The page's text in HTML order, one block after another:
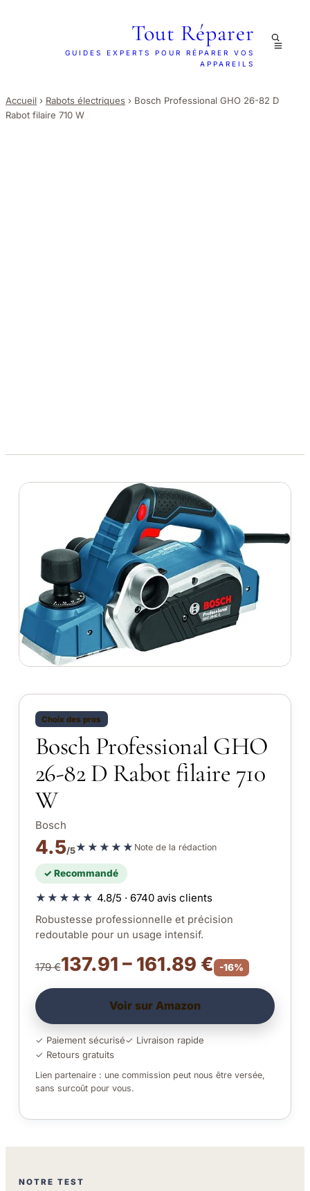
Tout Réparer
GUIDES EXPERTS POUR RÉPARER VOS
APPAREILS
Accueil › Rabots électriques › Bosch Professional GHO 26-82 D
Rabot filaire 710 W
Choix des pros
Bosch Professional GHO
26-82 D Rabot filaire 710
W
Bosch
4.5/5★★★★★ Note de la rédaction
✓ Recommandé
★★★★★ 4.8/5 · 6740 avis clients
Robustesse professionnelle et précision
redoutable pour un usage intensif.
179 €137.91 – 161.89 € -16%
Voir sur Amazon
✓ Paiement sécurisé✓ Livraison rapide
✓ Retours gratuits
Lien partenaire : une commission peut nous être versée,
sans surcoût pour vous.
NOTRE TEST